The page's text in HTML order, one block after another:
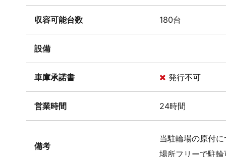
収容可能台数 180台
設備
車庫承諾書 発行不可
営業時間 24時間
備考
当駐輪場の原付
場所フリーで駐